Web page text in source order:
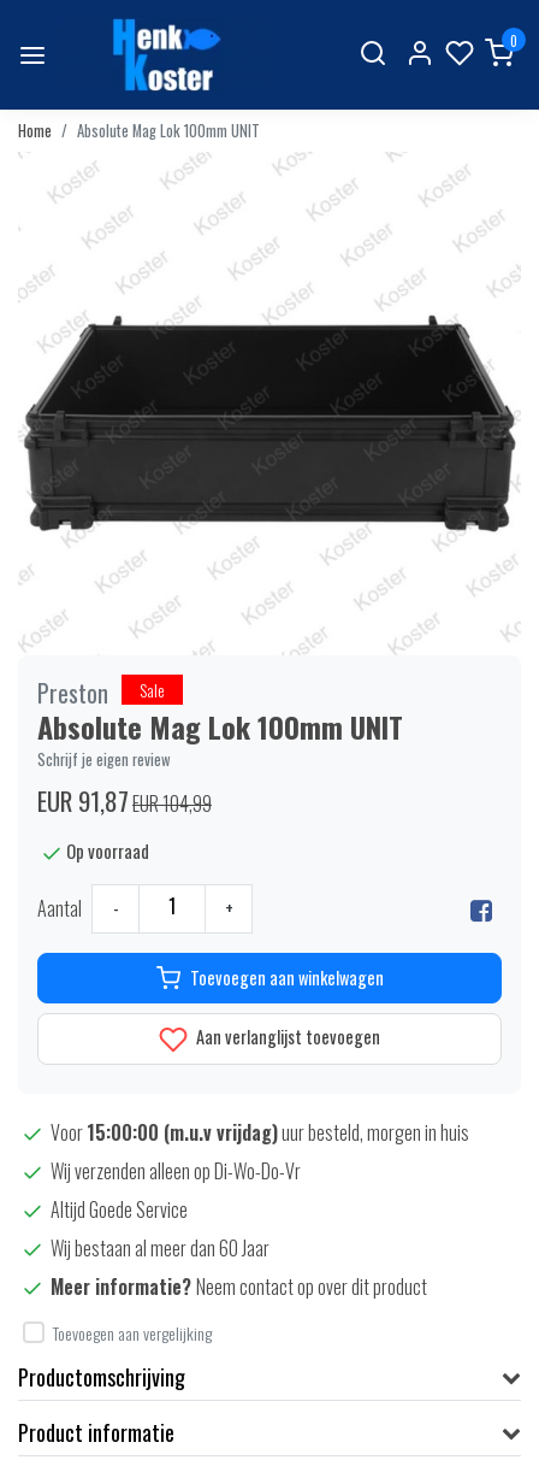
0
Home Absolute Mag Lok 100mm UNIT
Preston Sale
Absolute Mag Lok 100mm UNIT
Schrijf je eigen review
EUR 91,87EUR 104,99
Op voorraad
Aantal - +
Toevoegen aan winkelwagen
Aan verlanglijst toevoegen
Voor15:00:00 (m.u.v vrijdag)uur besteld, morgen in huis
Wij verzenden alleen op Di-Wo-Do-Vr
Altijd Goede Service
Wij bestaan al meer dan 60 Jaar
Meer informatie?Neem contact op over dit product
Toevoegen aan vergelijking
Productomschrijving
Product informatie